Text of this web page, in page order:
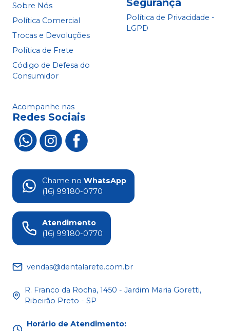
Sobre Nós
Política Comercial
Trocas e Devoluções
Política de Frete
Código de Defesa do
Consumidor
Política de Privacidade -
LGPD
Acompanhe nas
Redes Sociais
Chame no WhatsApp
(16) 99180-0770
Atendimento
(16) 99180-0770
vendas@dentalarete.com.br
R. Franco da Rocha, 1450 - Jardim Maria Goretti,
Ribeirão Preto - SP
Horário de Atendimento: